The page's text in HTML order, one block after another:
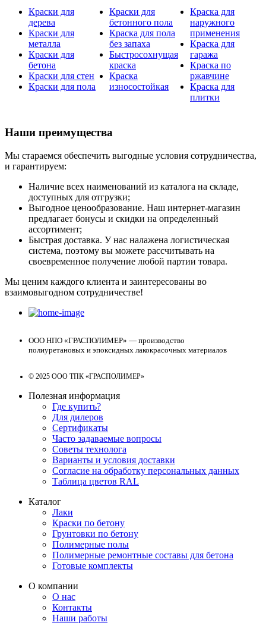
Краски для
дерева
Краски для
металла
Краски для
бетона
Краски для стен
Краски для пола
Краски для
бетонного пола
Краска для пола
без запаха
Быстросохнущая
краска
Краска
износостойкая
Краска для
наружного
применения
Краска для
гаража
Краска по
ржавчине
Краска для
плитки
Наши преимущества
Мы стараемся обеспечить выгодные условия сотрудничества,
и гарантируем:
Наличие всех наименований из каталога на складе,
доступных для отгрузки;
Выгодное ценообразование. Наш интернет-магазин
предлагает бонусы и скидки на определенный
ассортимент;
Быстрая доставка. У нас налажена логистическая
система, поэтому вы можете рассчитывать на
своевременное получение любой партии товара.
Мы ценим каждого клиента и заинтересованы во
взаимовыгодном сотрудничестве!
ООО НПО «ГРАСПОЛИМЕР» — производство
полиуретановых и эпоксидных лакокрасочных материалов
© 2025 ООО ТПК «ГРАСПОЛИМЕР»
Полезная информация
Где купить?
Для дилеров
Сертификаты
Часто задаваемые вопросы
Советы технолога
Варианты и условия доставки
Согласие на обработку персональных данных
Таблица цветов RAL
Каталог
Лаки
Краски по бетону
Грунтовки по бетону
Полимерные полы
Полимерные ремонтные составы для бетона
Готовые комплекты
О компании
О нас
Контакты
Наши работы